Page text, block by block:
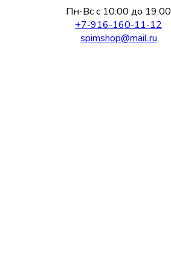
Пн-Вс с 10:00 до 19:00
+7-916-160-11-12
spimshop@mail.ru